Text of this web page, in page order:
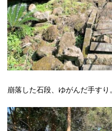
崩落した石段、ゆがんだ手すり。